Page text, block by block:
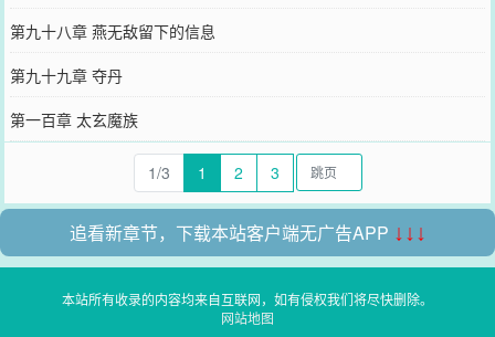
第九十八章 燕无敌留下的信息
第九十九章 夺丹
第一百章 太玄魔族
1/3 1 2 3
追看新章节，下载本站客户端无广告APP ↓↓↓
本站所有收录的内容均来自互联网，如有侵权我们将尽快删除。
网站地图